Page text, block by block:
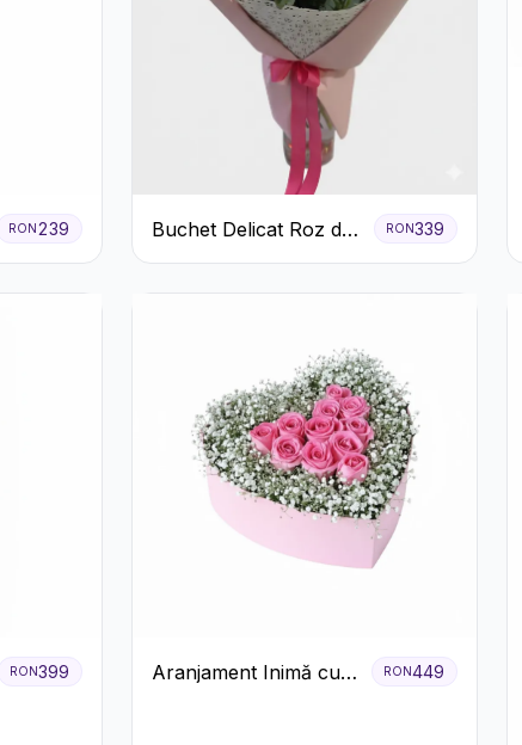
RON239
Buchet Delicat Roz de
primăvară
RON339
RON399
Aranjament Inimă cu
RON449